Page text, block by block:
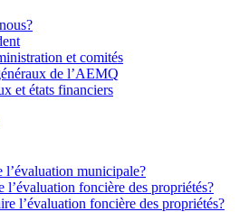
et comités
de l’AEMQ
et états financiers
l’évaluation municipale?
l’évaluation foncière des propriétés?
l’évaluation foncière des propriétés?